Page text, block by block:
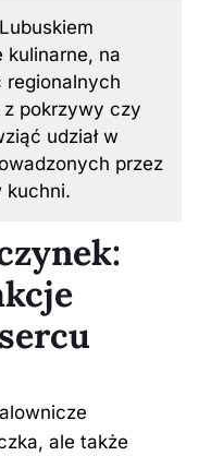
kulinarne, na
regionalnych
z pokrzywy czy
udział w
przez
kuchni.
ale także